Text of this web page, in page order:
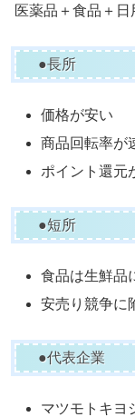
医薬品＋食品＋日
●長所
価格が安い
商品回転率が
ポイント還元
●短所
食品は生鮮品
安売り競争に
●代表企業
マツモトキヨ